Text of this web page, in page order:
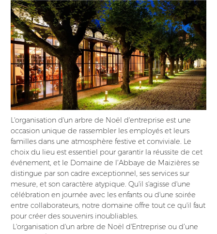
L'organisation d'un arbre de Noël d'entreprise est une
occasion unique de rassembler les employés et leurs
familles dans une atmosphère festive et conviviale. Le
choix du lieu est essentiel pour garantir la réussite de cet
événement, et le Domaine de l’Abbaye de Maizières se
distingue par son cadre exceptionnel, ses services sur
mesure, et son caractère atypique. Qu'il s'agisse d'une
célébration en journée avec les enfants ou d'une soirée
entre collaborateurs, notre domaine offre tout ce qu'il faut
pour créer des souvenirs inoubliables.
L'organisation d'un arbre de Noël d'Entreprise ou d’une